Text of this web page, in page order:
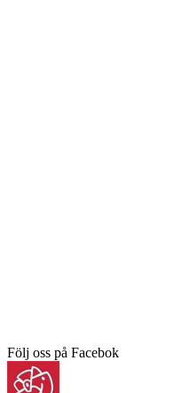
Följ oss på Facebok